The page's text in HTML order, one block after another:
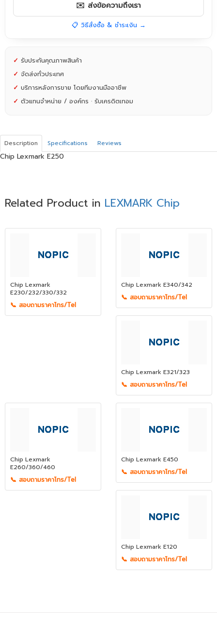
✉️ ส่งข้อความถึงเรา
📋 วิธีสั่งซื้อ & ชำระเงิน →
✓ รับประกันคุณภาพสินค้า
✓ จัดส่งทั่วประเทศ
✓ บริการหลังการขาย โดยทีมงานมืออาชีพ
✓ ตัวแทนจำหน่าย / องค์กร · รับเครดิตเทอม
Description Specifications Reviews
Chip Lexmark E250
Related Product in LEXMARK Chip
Chip Lexmark
E230/232/330/332
📞 สอบถามราคาโทร/Tel
Chip Lexmark E340/342
📞 สอบถามราคาโทร/Tel
Chip Lexmark E321/323
📞 สอบถามราคาโทร/Tel
Chip Lexmark
E260/360/460
📞 สอบถามราคาโทร/Tel
Chip Lexmark E450
📞 สอบถามราคาโทร/Tel
Chip Lexmark E120
📞 สอบถามราคาโทร/Tel